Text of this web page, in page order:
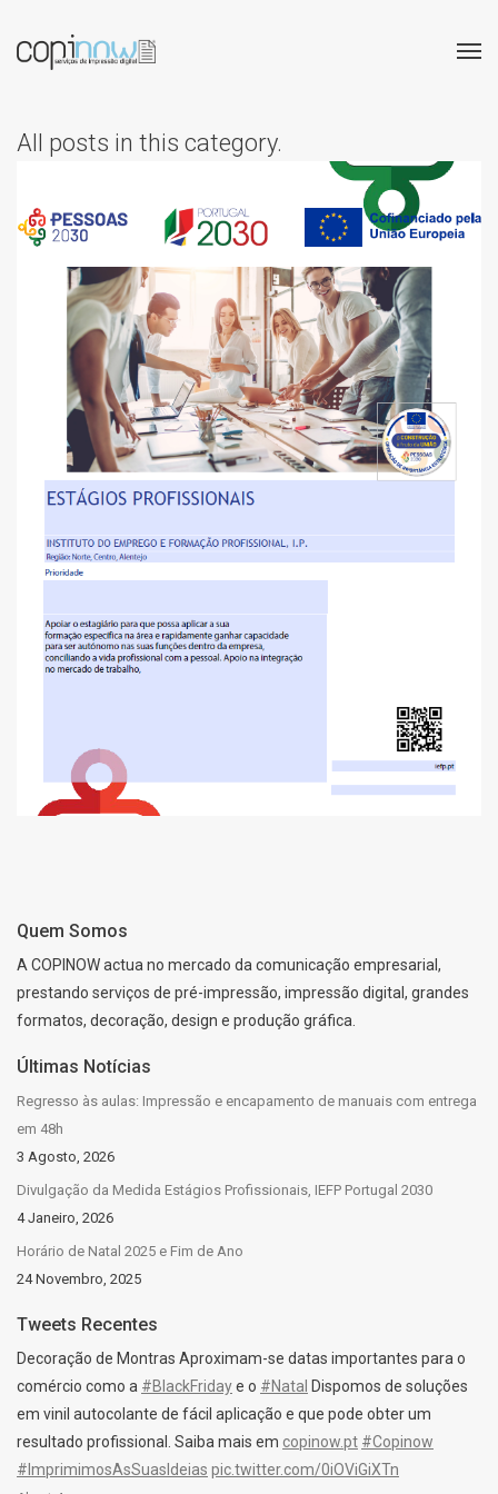
All posts in this category.
DIVULGAÇÃO DA MEDIDA
ESTÁGIOS
PROFISSIONAIS, IEFP
PORTUGAL 2030
Quem Somos
A COPINOW actua no mercado da comunicação empresarial,
prestando serviços de pré-impressão, impressão digital, grandes
formatos, decoração, design e produção gráfica.
Últimas Notícias
Regresso às aulas: Impressão e encapamento de manuais com entrega
em 48h
3 Agosto, 2026
Divulgação da Medida Estágios Profissionais, IEFP Portugal 2030
4 Janeiro, 2026
Horário de Natal 2025 e Fim de Ano
24 Novembro, 2025
Tweets Recentes
Decoração de Montras Aproximam-se datas importantes para o
comércio como a #BlackFridaye o #Natal Dispomos de soluções
em vinil autocolante de fácil aplicação e que pode obter um
resultado profissional. Saiba mais em copinow.pt #Copinow
#ImprimimosAsSuasIdeias pic.twitter.com/0iOViGiXTn